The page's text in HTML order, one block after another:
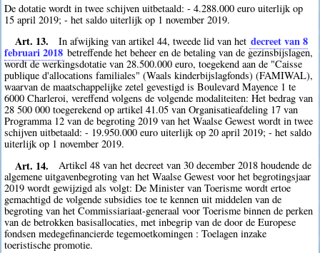
De dotatie wordt in twee schijven uitbetaald: - 4.288.000 euro uiterlijk op
15 april 2019; - het saldo uiterlijk op 1 november 2019.
Art. 13. In afwijking van artikel 44, tweede lid van het decreet van 8
februari 2018 betreffende het beheer en de betaling van de gezinsbijslagen,
wordt de werkingsdotatie van 28.500.000 euro, toegekend aan de "Caisse
publique d'allocations familiales" (Waals kinderbijslagfonds) (FAMIWAL),
waarvan de maatschappelijke zetel gevestigd is Boulevard Mayence 1 te
6000 Charleroi, vereffend volgens de volgende modaliteiten: Het bedrag van
28 500 000 toegerekend op artikel 41.05 van Organisatieafdeling 17 van
Programma 12 van de begroting 2019 van het Waalse Gewest wordt in twee
schijven uitbetaald: - 19.950.000 euro uiterlijk op 20 april 2019; - het saldo
uiterlijk op 1 november 2019.
Art. 14.
Artikel 48 van het decreet van 30 december 2018 houdende de
algemene uitgavenbegroting van het Waalse Gewest voor het begrotingsjaar
2019 wordt gewijzigd als volgt: De Minister van Toerisme wordt ertoe
gemachtigd de volgende subsidies toe te kennen uit middelen van de
begroting van het Commissiariaat-generaal voor Toerisme binnen de perken
van de betrokken basisallocaties, met inbegrip van de door de Europese
fondsen medegefinancierde tegemoetkomingen : Toelagen inzake
toeristische promotie.